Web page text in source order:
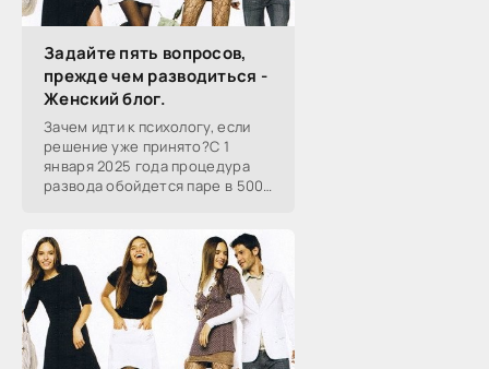
Задайте пять вопросов,
прежде чем разводиться -
Женский блог.
Зачем идти к психологу, если
решение уже принято?С 1
января 2025 года процедура
развода обойдется паре в 5000
Спасет ли подобная мера от